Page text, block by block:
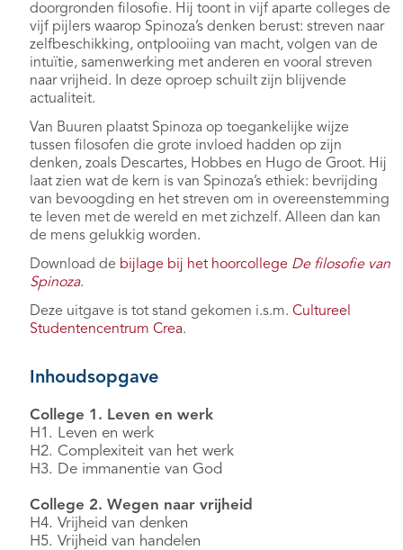
doorgronden filosofie. Hij toont in vijf aparte colleges de
vijf pijlers waarop Spinoza’s denken berust: streven naar
zelfbeschikking, ontplooiing van macht, volgen van de
intuïtie, samenwerking met anderen en vooral streven
naar vrijheid. In deze oproep schuilt zijn blijvende
actualiteit.
Van Buuren plaatst Spinoza op toegankelijke wijze
tussen filosofen die grote invloed hadden op zijn
denken, zoals Descartes, Hobbes en Hugo de Groot. Hij
laat zien wat de kern is van Spinoza’s ethiek: bevrijding
van bevoogding en het streven om in overeenstemming
te leven met de wereld en met zichzelf. Alleen dan kan
de mens gelukkig worden.
Download de bijlage bij het hoorcollege De filosofie van
Spinoza.
Deze uitgave is tot stand gekomen i.s.m. Cultureel
Studentencentrum Crea.
Inhoudsopgave
College 1. Leven en werk
H1. Leven en werk
H2. Complexiteit van het werk
H3. De immanentie van God
College 2. Wegen naar vrijheid
H4. Vrijheid van denken
H5. Vrijheid van handelen